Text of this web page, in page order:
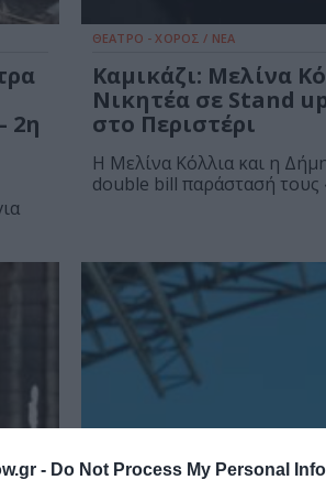
- Do Not Process My Personal
2η
ΘΕΑΤΡΟ - ΧΟΡΟΣ / ΝΕΑ
Καμικάζι: Μελίνα
Νικητέα σε Stand
στο Περιστέρι
Η Μελίνα Κόλλια και η
double bill παράστασή τους